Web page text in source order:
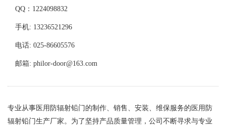
QQ：1224098832
手机: 13236521296
电话: 025-86605576
邮箱: philor-door@163.com
专业从事医用防辐射铅门的制作、销售、安装、维保服务的医用防
辐射铅门生产厂家。为了坚持产品质量管理，公司不断寻求与专业